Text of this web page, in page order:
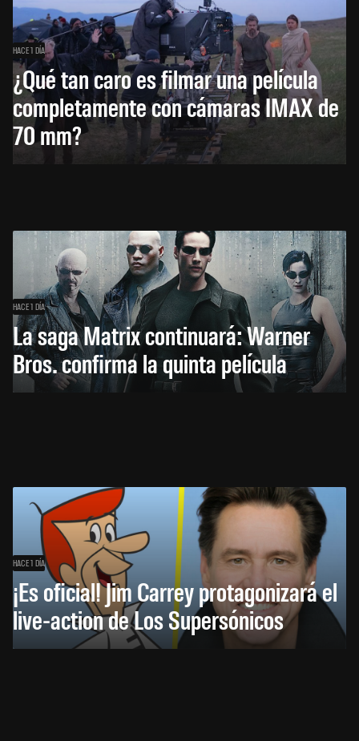
HACE 1 DÍA
¿Qué tan caro es filmar una película
completamente con cámaras IMAX de
70 mm?
HACE 1 DÍA
La saga Matrix continuará: Warner
Bros. confirma la quinta película
HACE 1 DÍA
¡Es oficial! Jim Carrey protagonizará el
live-action de Los Supersónicos